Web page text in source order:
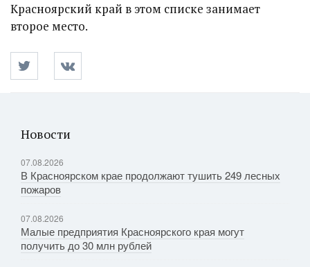
Красноярский край в этом списке занимает
второе место.
Новости
07.08.2026
В Красноярском крае продолжают тушить 249 лесных
пожаров
07.08.2026
Малые предприятия Красноярского края могут
получить до 30 млн рублей